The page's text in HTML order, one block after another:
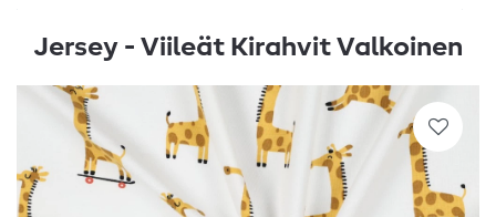
Jersey - Viileät Kirahvit Valkoinen